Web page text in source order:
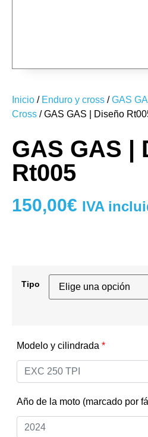
Inicio / Enduro y cross /GAS
Cross / GAS GAS | Diseño
GAS GAS |
Rt005
150,00€ IVA
Tipo
Modelo y cilindrada *
Año de la moto (marcado por